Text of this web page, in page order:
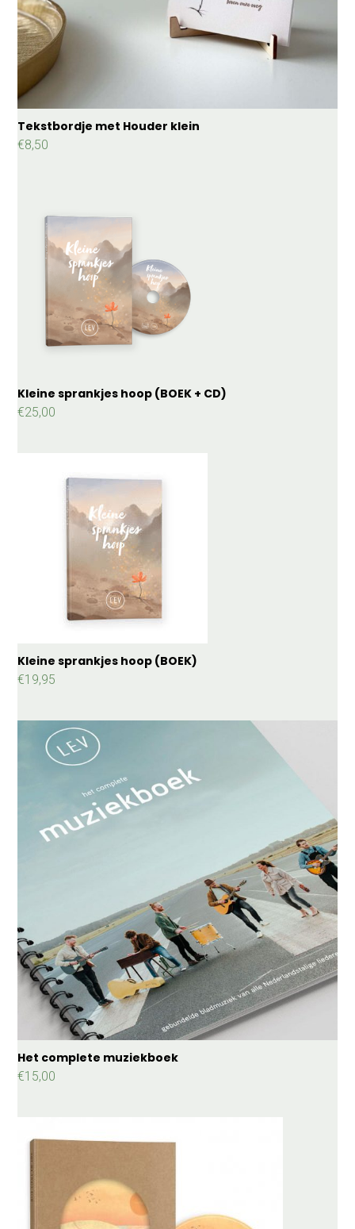
Tekstbordje met Houder klein
€8,50
Kleine sprankjes hoop (BOEK + CD)
€25,00
Kleine sprankjes hoop (BOEK)
€19,95
Het complete muziekboek
€15,00